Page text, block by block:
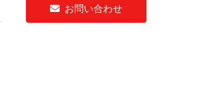
お問い合わせ